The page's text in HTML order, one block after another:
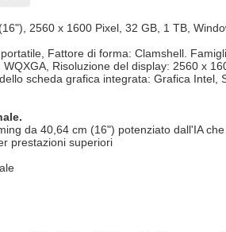
2560 x 1600 Pixel, 32 GB, 1 TB,
Fattore di forma: Clamshell.
Risoluzione del display: 2560 x
scheda grafica integrata: Grafica
da 40,64 cm (16") potenziato dall'IA
prestazioni superiori